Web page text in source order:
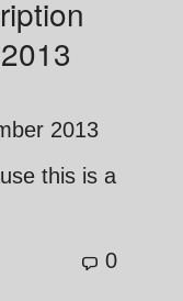
2013
this is a
0